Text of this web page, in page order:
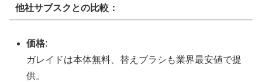
他社サブスクとの比較：
価格:
ガレイドは本体無料、替えブラシも業界最安値で提
供。